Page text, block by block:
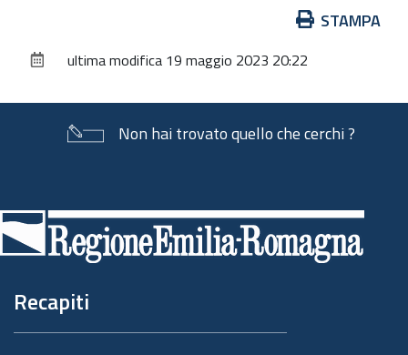
documento
STAMPA
ultima modifica 19 maggio 2023 20:22
Non hai trovato quello che cerchi ?
di
pagina
Recapiti